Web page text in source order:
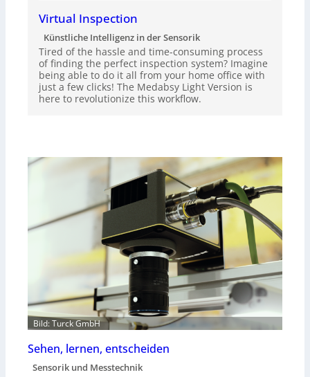
Virtual Inspection
Künstliche Intelligenz in der Sensorik
Tired of the hassle and time-consuming process
of finding the perfect inspection system? Imagine
being able to do it all from your home office with
just a few clicks! The Medabsy Light Version is
here to revolutionize this workflow.
Bild: Turck GmbH
Sehen, lernen, entscheiden
Sensorik und Messtechnik